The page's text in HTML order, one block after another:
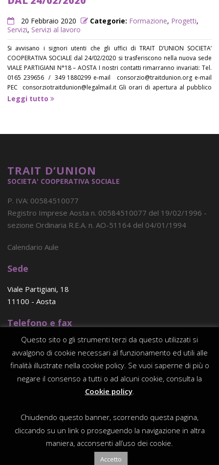
20 Febbraio 2020 Categorie: Formazione, Progetti,
Servizi, Servizi al lavoro
Si avvisano i signori utenti che gli uffici di TRAIT D’UNION SOCIETA’
COOPERATIVA SOCIALE dal 24/02/2020 si trasferiscono nella nuova sede
VIALE PARTIGIANI N°18 – AOSTA I nostri contatti rimarranno invariati: Tel.
0165 239656 / 349 1880299 e-mail consorzio@traitdunion.org e-mail
PEC consorziotraitdunion@legalmail.it Gli orari di apertura al pubblico
sono i seguenti: UFFICIO SEGRETERIA e UFFICIO
Leggi tutto
TRAIT D’UNION
SOCIETA' COOPERATIVA SOCIALE
P. IVA: 00584510077
Registro Imprese Aosta n. 00584510077 del 19/02/1996 -
sezione Ordinaria R.E.A. n. AO-51164 del 04/01/1994
Calendario Aule
Sede
Viale Partigiani, 18
11100 - Aosta
Telefono e fax
(+39) 0165 - 23 96 56
E-mail
consorzio@traitdunion.org
consorziotraitdunion@legalmail.it
Questo sito o gli strumenti terzi da questo utilizzati si
avvalgono di cookie necessari al funzionamento ed utili alle
finalità illustrate nella cookie policy. Se vuoi saperne di più o
negare il consenso a tutti o ad alcuni cookie, consulta la
Cookie policy.
Chiudendo questo banner, scorrendo questa pagina,
cliccando su un link o proseguendo la navigazione in altra
maniera, acconsenti all’uso dei cookie.
Accetto